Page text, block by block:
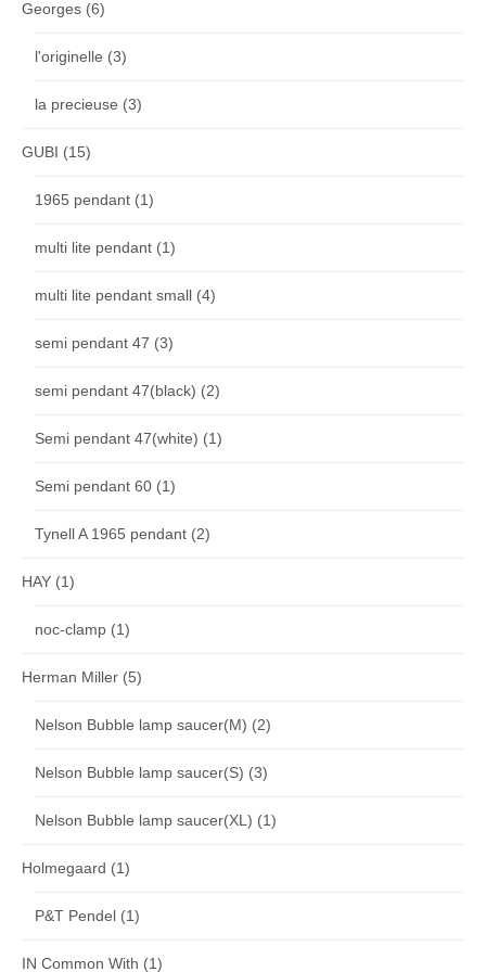
Georges (6)
l'originelle (3)
la precieuse (3)
GUBI (15)
1965 pendant (1)
multi lite pendant (1)
multi lite pendant small (4)
semi pendant 47 (3)
semi pendant 47(black) (2)
Semi pendant 47(white) (1)
Semi pendant 60 (1)
Tynell A 1965 pendant (2)
HAY (1)
noc-clamp (1)
Herman Miller (5)
Nelson Bubble lamp saucer(M) (2)
Nelson Bubble lamp saucer(S) (3)
Nelson Bubble lamp saucer(XL) (1)
Holmegaard (1)
P&T Pendel (1)
IN Common With (1)